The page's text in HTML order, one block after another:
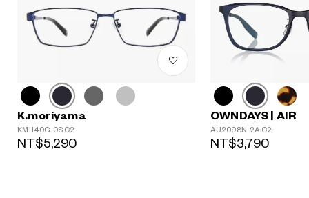
K.moriyama
KM1140G-0S C2
NT$5,290
OWNDAYS | AIR
AU2098N-2A C2
NT$3,790